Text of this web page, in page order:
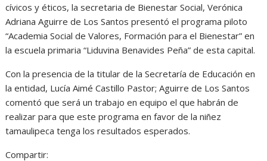
cívicos y éticos, la secretaria de Bienestar Social, Verónica
Adriana Aguirre de Los Santos presentó el programa piloto
“Academia Social de Valores, Formación para el Bienestar” en
la escuela primaria “Liduvina Benavides Peña” de esta capital.
Con la presencia de la titular de la Secretaría de Educación en
la entidad, Lucía Aimé Castillo Pastor; Aguirre de Los Santos
comentó que será un trabajo en equipo el que habrán de
realizar para que este programa en favor de la niñez
tamaulipeca tenga los resultados esperados.
Compartir: